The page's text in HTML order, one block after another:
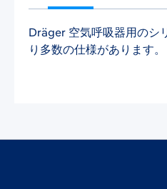
Dräger 空気呼吸器用のシ
り多数の仕様があります。